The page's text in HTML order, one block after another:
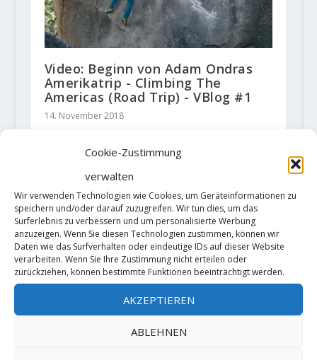
Cookie-Zustimmung
verwalten
Wir verwenden Technologien wie Cookies, um Geräteinformationen zu
speichern und/oder darauf zuzugreifen. Wir tun dies, um das
Surferlebnis zu verbessern und um personalisierte Werbung
anzuzeigen. Wenn Sie diesen Technologien zustimmen, können wir
Daten wie das Surfverhalten oder eindeutige IDs auf dieser Website
verarbeiten. Wenn Sie Ihre Zustimmung nicht erteilen oder
zurückziehen, können bestimmte Funktionen beeinträchtigt werden.
AKZEPTIEREN
ABLEHNEN
Video: Beginn von Adam Ondras
Amerikatrip - Climbing The
Americas (Road Trip) - VBlog #1
14. November 2018
HINTERLASSE EINE ANTWORT
Deine E-Mail-Adresse wird nicht
veröffentlicht. Erforderliche Felder
sind mit*markiert